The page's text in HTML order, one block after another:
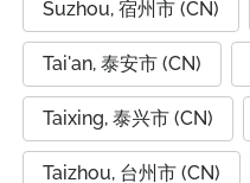
Suzhou, 宿州市 (CN)
Tai'an, 泰安市 (CN)
Taixing, 泰兴市 (CN)
Taizhou, 台州市 (CN)